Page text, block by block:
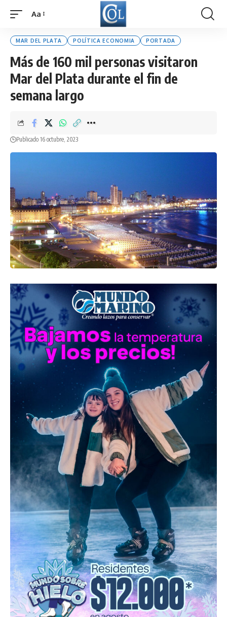
Font
Aa
MAR DEL PLATA POLÍTICA ECONOMIA PORTADA
Más de 160 mil personas visitaron
Mar del Plata durante el fin de
semana largo
Publicado 16 octubre, 2023